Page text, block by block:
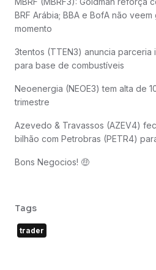
BRF Arábia; BBA e BofA não
momento
3tentos (TTEN3) anuncia parceria
para base de combustíveis
Neoenergia (NEOE3) tem alta de
trimestre
Azevedo & Travassos (AZEV4)
bilhão com Petrobras (PETR4)
Bons Negocios! 🤑
Tags
trader